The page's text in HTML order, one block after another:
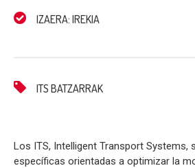
IZAERA: IREKIA
ITS BATZARRAK
Los ITS, Intelligent Transport Systems,
específicas orientadas a optimizar la